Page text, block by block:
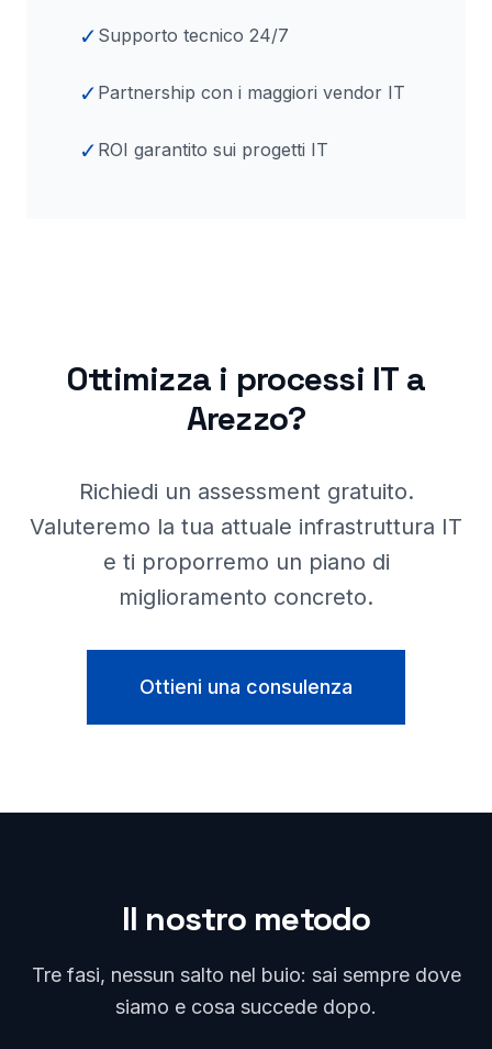
✓ Supporto tecnico 24/7
✓ Partnership con i maggiori vendor IT
✓ ROI garantito sui progetti IT
Ottimizza i processi IT a
Arezzo?
Richiedi un assessment gratuito.
Valuteremo la tua attuale infrastruttura IT
e ti proporremo un piano di
miglioramento concreto.
Ottieni una consulenza
Il nostro metodo
Tre fasi, nessun salto nel buio: sai sempre dove
siamo e cosa succede dopo.